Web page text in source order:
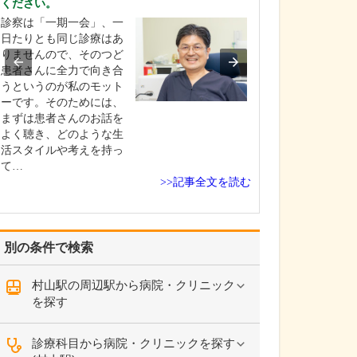
別の条件で検索
村山駅の周辺駅から病院・クリニック
を探す
診療科目から病院・クリニックを探す
ください。
診察は「一期一会」、一
日たりとも同じ診療はあ
りませんので、そのつど
患者さんに全力で向き合
うというのが私のモット
ーです。そのためには、
まずは患者さんのお話を
よく聴き、どのような生
活スタイルや考えを持っ
て…
>>記事全文を読む